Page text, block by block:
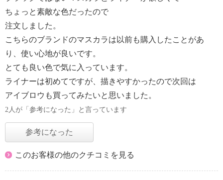
ちょっと素敵な色だったので
注文しました。
こちらのブランドのマスカラは以前も購入したことがあ
り、使い心地が良いです。
とても良い色で気に入っています。
ライナーは初めてですが、描きやすかったので次回は
アイブロウも買ってみたいと思いました。
2人が「参考になった」と言っています
参考になった
このお客様の他のクチコミを見る